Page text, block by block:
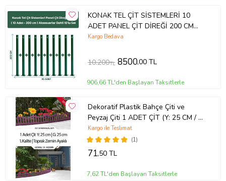
KONAK TEL ÇİT SİSTEMLERİ 10
ADET PANEL ÇİT DİREĞİ 200 CM
AKSESUARLAR DAHİL (Yeşil)
Kargo Bedava
10.200TL 8500,00 TL
906,66 TL'den Başlayan Taksitlerle
Dekoratif Plastik Bahçe Çiti ve
Peyzaj Çiti 1 ADET ÇİT (Y: 25 CM / G:
25 CM) TOPRAK AYAKLI (Mor)
(1)
Kargo ile Teslimat
71,50 TL
7,62 TL'den Başlayan Taksitlerle